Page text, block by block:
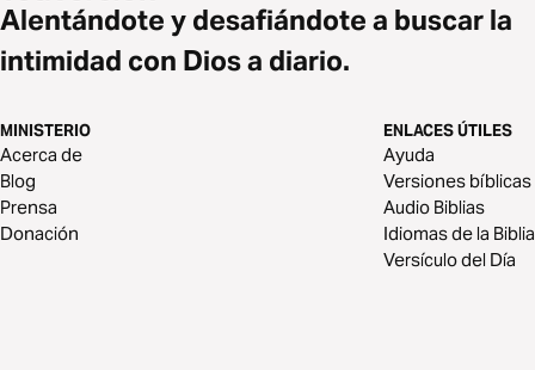
Alentándote y desafiándote a buscar la
intimidad con Dios a diario.
MINISTERIO
Acerca de
Blog
Prensa
Donación
ENLACES ÚTILES
Ayuda
Versiones bíblicas
Audio Biblias
Idiomas de la Biblia
Versículo del Día